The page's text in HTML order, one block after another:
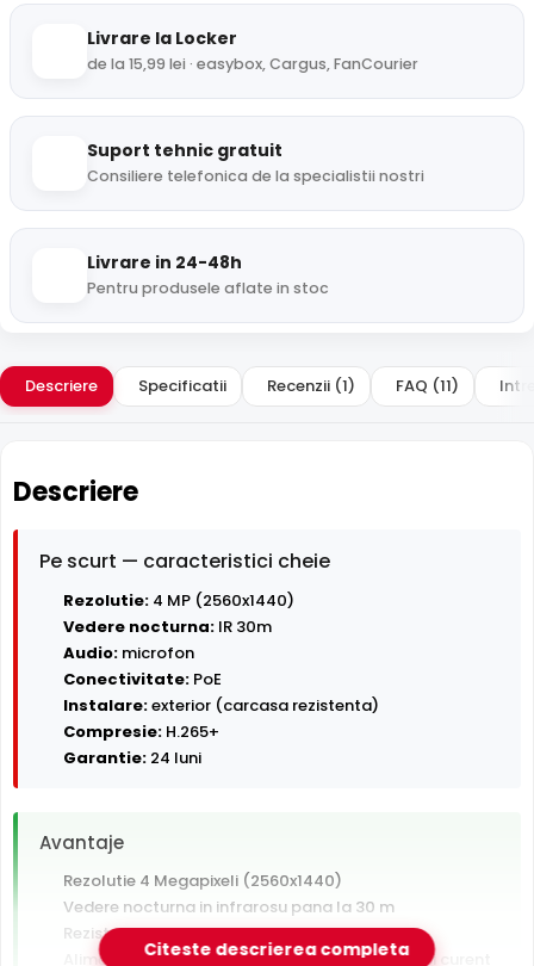
Livrare la Locker
de la 15,99 lei · easybox, Cargus, FanCourier
Suport tehnic gratuit
Consiliere telefonica de la specialistii nostri
Livrare in 24-48h
Pentru produsele aflate in stoc
Descriere Specificatii Recenzii (1) FAQ (11)
Descriere
Pe scurt — caracteristici cheie
Rezolutie: 4 MP (2560x1440)
Vedere nocturna: IR 30m
Audio: microfon
Conectivitate: PoE
Instalare:exterior (carcasa rezistenta)
Compresie: H.265+
Garantie: 24 luni
Avantaje
Rezolutie 4 Megapixeli (2560x1440)
Vedere nocturna in infrarosu pana la 30 m
Rezistenta la exterior — ploaie, praf si inghet
Alimentare PoE — un singur cablu pentru date si curent
Citeste descrierea completa